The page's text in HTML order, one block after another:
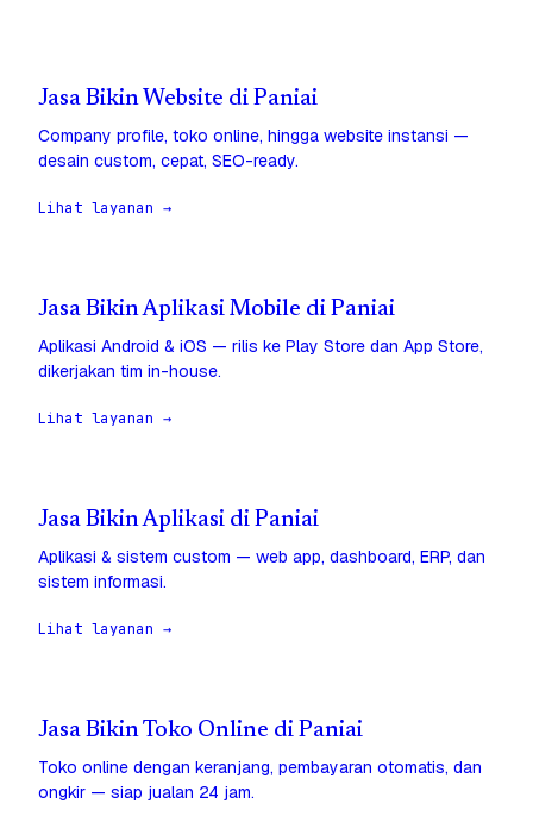
Jasa Bikin Website di Paniai
Company profile, toko online, hingga website instansi —
desain custom, cepat, SEO-ready.
Lihat layanan →
Jasa Bikin Aplikasi Mobile di Paniai
Aplikasi Android & iOS — rilis ke Play Store dan App Store,
dikerjakan tim in-house.
Lihat layanan →
Jasa Bikin Aplikasi di Paniai
Aplikasi & sistem custom — web app, dashboard, ERP, dan
sistem informasi.
Lihat layanan →
Jasa Bikin Toko Online di Paniai
Toko online dengan keranjang, pembayaran otomatis, dan
ongkir — siap jualan 24 jam.